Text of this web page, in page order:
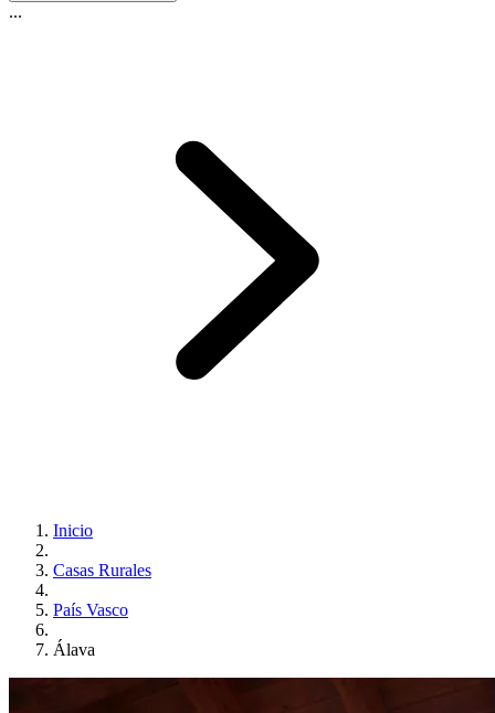
...
Inicio
Casas Rurales
País Vasco
Álava